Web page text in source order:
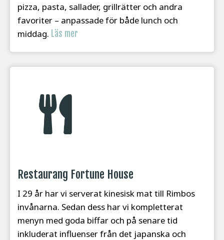
pizza, pasta, sallader, grillrätter och andra
favoriter – anpassade för både lunch och
middag. Läs mer
Restaurang Fortune House
I 29 år har vi serverat kinesisk mat till Rimbos
invånarna. Sedan dess har vi kompletterat
menyn med goda biffar och på senare tid
inkluderat influenser från det japanska och